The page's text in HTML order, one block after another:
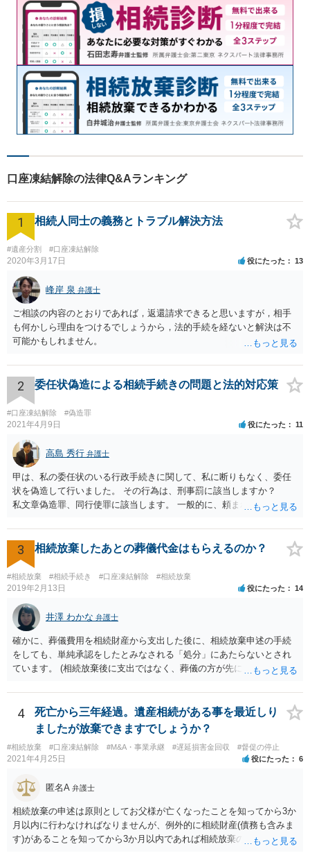
口座凍結解除の法律Q&Aランキング
1 相続人同士の義務とトラブル解決方法
#遺産分割 #口座凍結解除
2020年3月17日 役にたった 13
峰岸 泉 弁護士
ご相談の内容のとおりであれば，返還請求できると思いますが，相手
も何かしら理由をつけるでしょうから，法的手続を経ないと解決は不
可能かもしれません。
2 委任状偽造による相続手続きの問題と法的対応策
#口座凍結解除 #偽造罪
2021年4月9日 役にたった 11
高島 秀行 弁護士
甲は、私の委任状のいる行政手続きに関して、私に断りもなく、委任
状を偽造して行いました。 その行為は、刑事罰に該当しますか？
私文章偽造罪、同行使罪に該当します。 一般的に、頼まれた（委任さ
か？ 委任状を偽造して使用することはまでは依頼の範囲ではない
ので できないと思います。
3 相続放棄したあとの葬儀代金はもらえるのか？
#相続放棄 #相続手続き #口座凍結解除 #相続放棄
2019年2月13日 役にたった 14
井澤 わかな 弁護士
確かに、葬儀費用を相続財産から支出した後に、相続放棄申述の手続
をしても、単純承認をしたとみなされる「処分」にあたらないとされ
ています。 (相続放棄後に支出ではなく、葬儀の方が先に来るのが通常
述の手続ということだと思いますが) ただ、葬儀費用ならいくらでもよ
いということではなく、身分相応の、社会的儀式として当然認められ
る程度の金額に留まると考えた方がよいです。 もし、相続人の皆さん
に葬儀費用を支出する経済力がなく、質素な葬儀を行った費用であれ
ば相続財産から支出しても単純承認と認められない可能性が高いの
で、相続放棄申述が受理される可能性も高いと思います。
4
死亡から三年経過。遺産相続がある事を最近しり
ましたが放棄できますでしょうか？
#相続放棄 #口座凍結解除 #M&A・事業承継 #遅延損害金回収 #督促の停止
2021年4月25日 役にたった 6
匿名A 弁護士
相続放棄の申述は原則としてお父様が亡くなったことを知ってから3か
月以内に行わなければなりませんが、例外的に相続財産(債務も含みま
す)があることを知ってから3か月以内であれば相続放棄の申述が認め